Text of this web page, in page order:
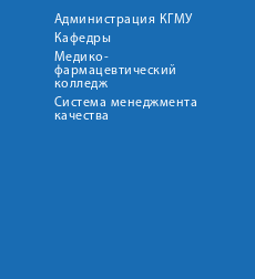
Администрация КГМУ
Кафедры
Медико-
фармацевтический
колледж
Система менеджмента
качества